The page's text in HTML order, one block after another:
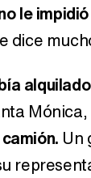
le
dice
Un